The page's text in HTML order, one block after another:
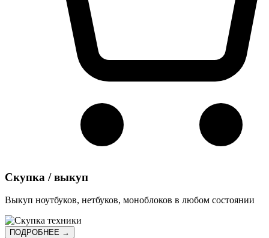
Скупка / выкуп
Выкуп ноутбуков, нетбуков, моноблоков в любом состоянии
ПОДРОБНЕЕ →